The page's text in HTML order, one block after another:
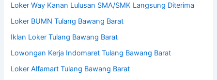
Loker Way Kanan Lulusan SMA/SMK Langsung Diterima
Loker BUMN Tulang Bawang Barat
Iklan Loker Tulang Bawang Barat
Lowongan Kerja Indomaret Tulang Bawang Barat
Loker Alfamart Tulang Bawang Barat